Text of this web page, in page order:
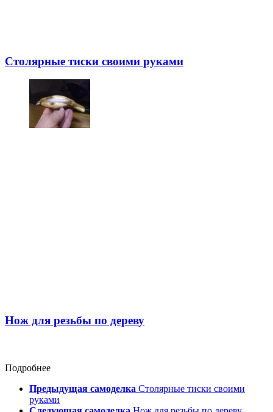
Столярные тиски своими руками
Нож для резьбы по дереву
Подробнее
Предыдущая самоделка Столярные тиски своими
руками